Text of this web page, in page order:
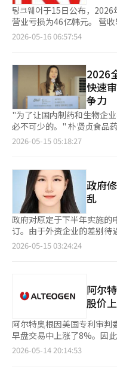
팅크웨어于15日公布，2026
营业亏损为46亿韩元。 营收较去年同期下降16%，与去年第一季
度的4亿韩元营业利润相比，出现了亏
对业绩产生了影响。” 为克服外部不确定性，公司正在加强中长
期增长动力，包括向奔驰韩
用超小型黑匣子、扩大小
出租车召唤平台以及开展海外数字
宝马全球签署了价值约400
如车载摄像头、智能音频和
企业。 特别是，公司在全球五大主要专利局申请了2765项知识产
权，其中1580项以上已注册
是唯一连续入选自动驾驶领域
关人士表示：“我们将基于
产品竞争力，并针对全球
进IT、可穿戴设备、自动驾
个知识产权变现项目。目前
权投资机构建立了合作关系
成为中长期核心高收益业务。” ※ 本报道经人工智能（
翻译与编辑。
2026-05-16 06:57:54
2026
快速
争力
"为了让国内制药和生物企
必不可少的。" 朴贤贞食品药品安全处生物药品审批科长在14日于
首尔中区韩国新闻中心举行
年，全球药品市场规模将扩
元）。 他指出，尤其是在生物药品和毒素、类毒素等高附加值生
物领域，国内药品出口规
口规模为704.2亿美元（约
104.1亿美元（约15.54万亿
品药品安全处自2025年1月
段）》。该措施旨在将药品
基础，提高审批的快速性和透明度。 他特别指出，
来的平均400天以上缩短至295天。 朴科长表示：
门的审查团队，并提供每
补充提交材料的预审查。”
理标准（GMP）及临床试
高审查效率。 食品药品安全处在第一阶段之后还将推进第二阶段
的创新。这是通过总统主持
2026-05-15 05:18:27
政府
乱
政府对原定于下半年实施的
订。由于外资企业的差别待
内专利、服务网络等标准，
生产、服务网络和消费者
形成。 然而，在具体标准公布后，围绕外资企业的公平性问题引
发了争议。有人指出，国
以直营服务中心为主的评估
终，政府在一个月内对评估
专利评估被删除，服务网络
原本的120分制中，及格标
2026-05-15 03:24:24
阿尔
股价
阿尔特奥根因美国专利审判
早盘交易中上涨了8%。因
的位置。 根据韩国交易所的数据，14日上午9时58分，阿尔特奥根
2026-05-14 20:14:53